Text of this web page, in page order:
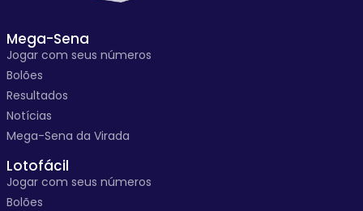
Mega-Sena
Jogar com seus números
Bolões
Resultados
Notícias
Mega-Sena da Virada
Lotofácil
Jogar com seus números
Bolões